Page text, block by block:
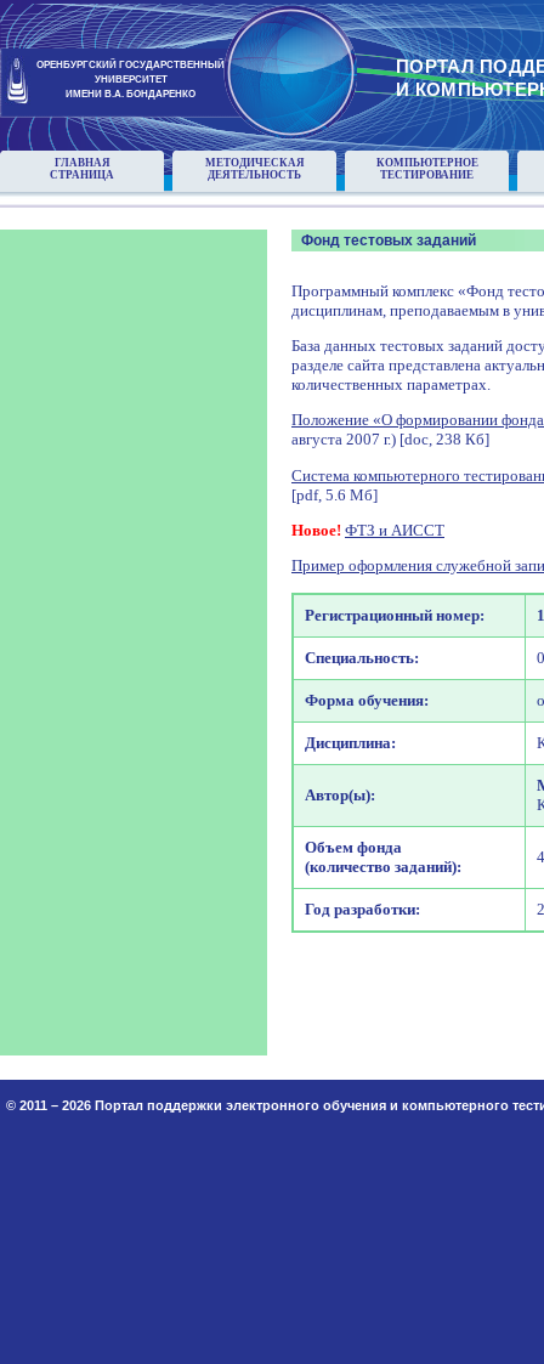
ОРЕНБУРГСКИЙ ГОСУДАРСТВЕННЫЙ
УНИВЕРСИТЕТ
ИМЕНИ В.А. БОНДАРЕНКО
ПОРТАЛ
И
ГЛАВНАЯ
СТРАНИЦА
МЕТОДИЧЕСКАЯ
ДЕЯТЕЛЬНОСТЬ
КОМПЬЮТЕРНОЕ
ТЕСТИРОВАНИЕ
Фонд тестовых заданий
Программный комплекс «Фонд
дисциплинам, преподаваемым в
База данных тестовых заданий
разделе сайта представлена
количественных параметрах.
Положение «О формировании фонда
августа 2007 г.) [doc, 238 Кб]
Система компьютерного
[pdf, 5.6 Мб]
Новое! ФТЗ и АИССТ
Пример оформления служебной
Регистрационный номер:
Специальность:
Форма обучения:
Дисциплина:
Автор(ы):
Объем фонда
(количество заданий):
Год разработки:
© 2011 – 2026 Портал поддержки электронного обучения и компьютерного